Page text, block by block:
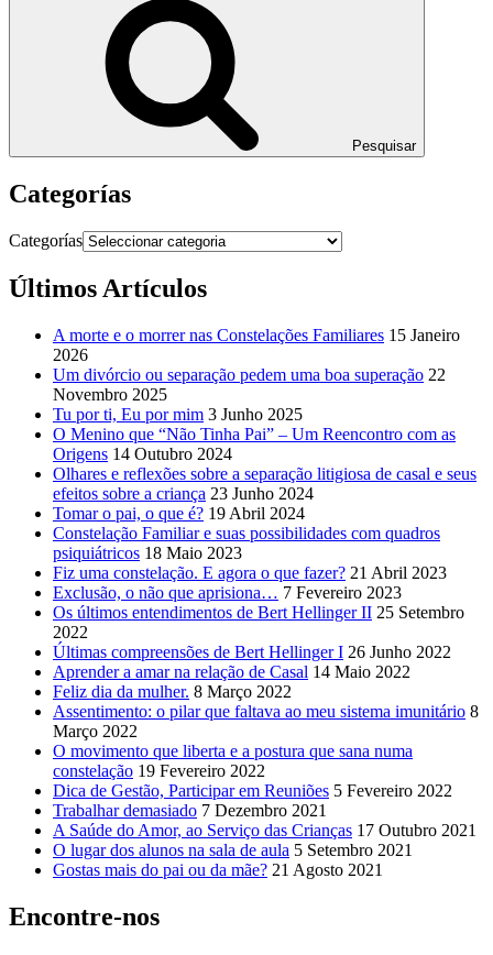
Pesquisar
Categorías
Categorías
Últimos Artículos
A morte e o morrer nas Constelações Familiares 15 Janeiro
2026
Um divórcio ou separação pedem uma boa superação 22
Novembro 2025
Tu por ti, Eu por mim 3 Junho 2025
O Menino que “Não Tinha Pai” – Um Reencontro com as
Origens 14 Outubro 2024
Olhares e reflexões sobre a separação litigiosa de casal e seus
efeitos sobre a criança 23 Junho 2024
Tomar o pai, o que é? 19 Abril 2024
Constelação Familiar e suas possibilidades com quadros
psiquiátricos 18 Maio 2023
Fiz uma constelação. E agora o que fazer? 21 Abril 2023
Exclusão, o não que aprisiona… 7 Fevereiro 2023
Os últimos entendimentos de Bert Hellinger II 25 Setembro
2022
Últimas compreensões de Bert Hellinger I 26 Junho 2022
Aprender a amar na relação de Casal 14 Maio 2022
Feliz dia da mulher. 8 Março 2022
Assentimento: o pilar que faltava ao meu sistema imunitário 8
Março 2022
O movimento que liberta e a postura que sana numa
constelação 19 Fevereiro 2022
Dica de Gestão, Participar em Reuniões 5 Fevereiro 2022
Trabalhar demasiado 7 Dezembro 2021
A Saúde do Amor, ao Serviço das Crianças 17 Outubro 2021
O lugar dos alunos na sala de aula 5 Setembro 2021
Gostas mais do pai ou da mãe? 21 Agosto 2021
Encontre-nos